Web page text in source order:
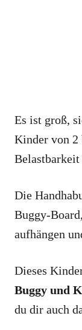
Es ist groß,
Kinder von 2
Die
Buggy-
aufhängen
Dieses
Buggy und
du dir auch